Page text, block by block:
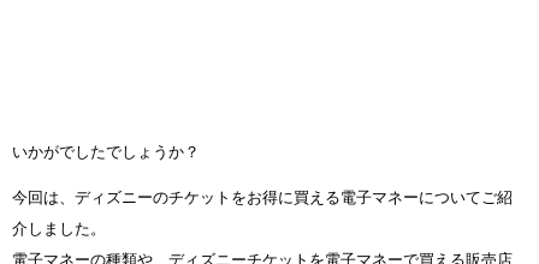
いかがでしたでしょうか？
今回は、ディズニーのチケットをお得に買える電子マネーについてご紹
介しました。
電子マネーの種類や、ディズニーチケットを電子マネーで買える販売店